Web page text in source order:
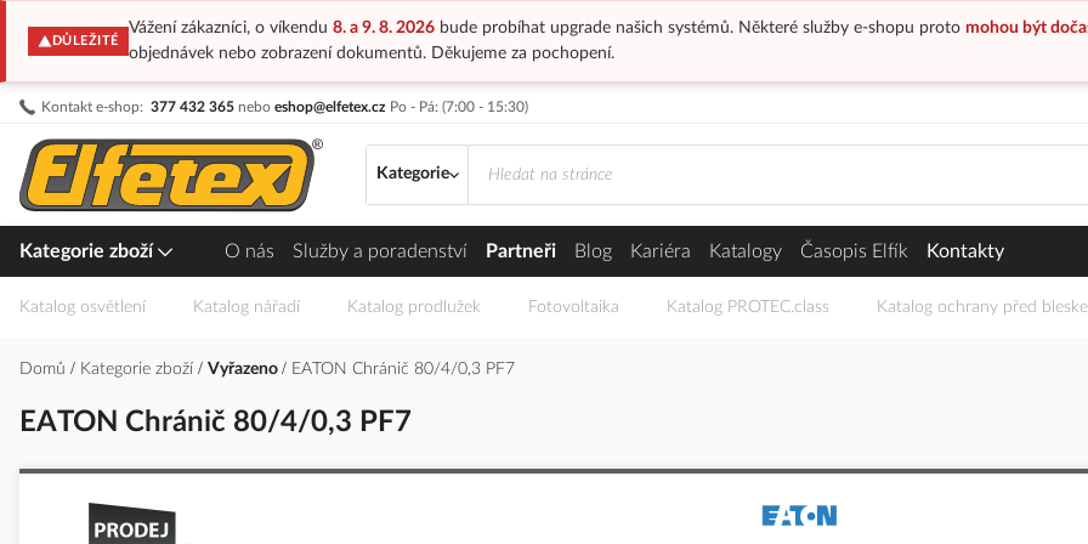
DŮLEŽITÉ
Vážení zákazníci, o víkendu 8. a 9. 8. 2026bude probíhat upgrade našich systémů. Některé služby e-shopu proto mohou být
objednávek nebo zobrazení dokumentů. Děkujeme za pochopení.
Kontakt e-shop: 377 432 365 nebo eshop@elfetex.cz Po - Pá: (7:00 - 15:30)
Přejít
obsah
Kategorie
Kategorie zboží O nás Služby a poradenství Partneři Blog Kariéra Katalogy Časopis Elfík Kontakty
Katalog osvětlení Katalog nářadí Katalog prodlužek Fotovoltaika Katalog PROTEC.class Katalog ochrany před
Domů Kategorie zboží Vyřazeno EATON Chránič 80/4/0,3 PF7
EATON Chránič 80/4/0,3 PF7